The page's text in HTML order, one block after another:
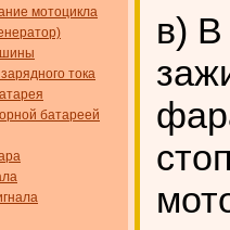
мотоцикла
тока
батареей
в)